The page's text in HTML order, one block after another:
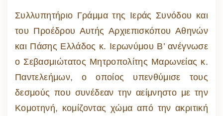
Συλλυπητήριο Γράμμα της Ιεράς Συνόδου και
του Προέδρου Αυτής Αρχιεπισκόπου Αθηνών
και Πάσης Ελλάδος κ. Ιερωνύμου Β’ ανέγνωσε
ο Σεβασμιώτατος Μητροπολίτης Μαρωνείας κ.
Παντελεήμων, ο οποίος υπενθύμισε τους
δεσμούς που συνέδεαν την αείμνηστο με την
Κομοτηνή, κομίζοντας χώμα από την ακριτική